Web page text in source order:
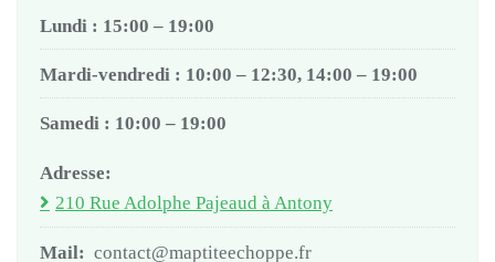
Lundi : 15:00 – 19:00
Mardi-vendredi : 10:00 – 12:30, 14:00 – 19:00
Samedi : 10:00 – 19:00
Adresse:
210 Rue Adolphe Pajeaud à Antony
Mail: contact@maptiteechoppe.fr